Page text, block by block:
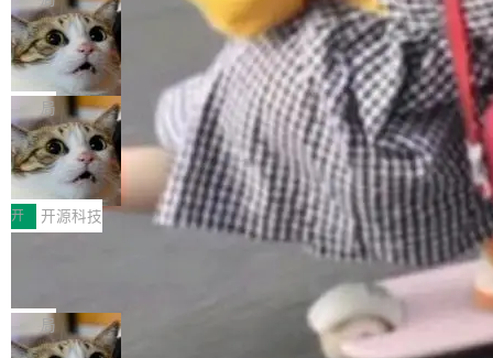
现实 过去两年，CIO们的焦虑清单上多了两项：
一是如何让大模型和智能体应用安全地从PoC走
向生产，二是如何让测试团队跟得上AI应用...
设置，如果用布尔值 + 可空字段来表示——bool
ean 表示是否可切换，nullable 的默认模式、浅
色方案、深色方案——会产生大量无意义的组
合。方案缺了、配置冲突了、全 null 了。要知道
哪些组合有效，作者说，你得靠"文档、校验、或
者部落知识"。 换个写法。Rust 的 enum，两个
变体：Switchable...
个"AI 知识库 + 聊天机器人"——每个大厂都在
做，没什么新鲜的。 但 Kenton Varda 在 Twitte
r 上把事情说清楚了： 今天我们发布了 Cloudfla
re OS，一个带连接器的聊天机器人，跟其他所
有科技公司做的一样。只不过，实际上它不一
样。这是 Sandstorm.io 的重制版，我十年前的
那个创业公司。不同的是，这次它构建在 Cloudf
lare Workers 上——我花了九年时间搭建的平台
——并且深度集成了 AI。这基本上是我十年秘密
Deno 团队开源 Celld，可自托管的分
布式 Durable Objects
Ryan Dahl 领导的 Deno 团队推出了最新开源项
目 Celld，一个能在自己机器上运行 Cloudflare
Workers 和 Durable Objects 的守护进程。 设
计思路很直接：每个对象是一个独立的 SQLite
数据库，按名称寻址，复制到你自己的 S3 兼容
存储库里。节点之间只通过这个存储库协调——
没有控制平面，没有共识协议。每个对象自带一
个小型数据库，应用天然按分片构建，单个数据
库的竞争和爆炸半径问题在设计层面就被消除
了。 闲置的 cell 会休眠到几乎不占资源。当 cel
l 迁移或唤醒时，新宿主从 S3 恢复 SQLite 数据
局
鲁大师7月新机性能/流畅/AI榜：vivo夺
性能、流畅双第一，三星Galaxy Z系列
新折叠缺席
2026年7月的手机市场，由于存储等硬件成本暴
增，手机厂商的日子也不好过啊，新机速度明显
放缓，因此硝烟味淡了许多。新机参数规格除开
高价的三星折叠（三星Galaxy Z Fold8 Ultra / Z
Fold8 / Z Flip8）外，其余要么是中低端机器，
例如iQOO Z11i、REDMI Note 17、REDMI No
te 17 Pro、OPPO K15，要么是vivo X300 E这
开 开源科技
Zed 编辑器团队发布了新项目——DeltaDB，一
个在 git commit 之间记录每一次编辑操作的版
本控制系统。目前处于 Early Access 阶段。 De
局